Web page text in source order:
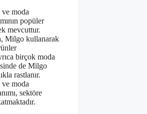
ve moda
popüler
mevcuttur.
Milgo kullanarak
birçok moda
de Milgo
rastlanır.
ve moda
sektöre